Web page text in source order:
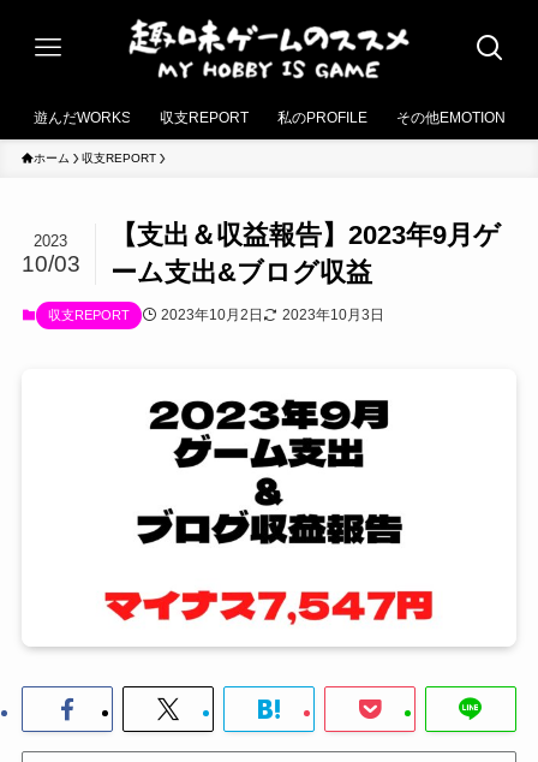
遊んだWORKS 収支REPORT 私のPROFILE その他EMOTION
ホーム 収支REPORT
【支出＆収益報告】2023年9月ゲ
ーム支出&ブログ収益
2023
10/03
収支REPORT 2023年10月2日 2023年10月3日